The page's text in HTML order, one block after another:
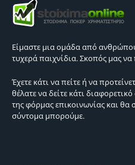
Είμαστε μια ομάδα από
τυχερά παιχνίδια. Σκοπός μας
Έχετε κάτι να πείτε ή να
θέλατε να δείτε κάτι
της φόρμας επικοινωνίας και
σύντομα μπορούμε.